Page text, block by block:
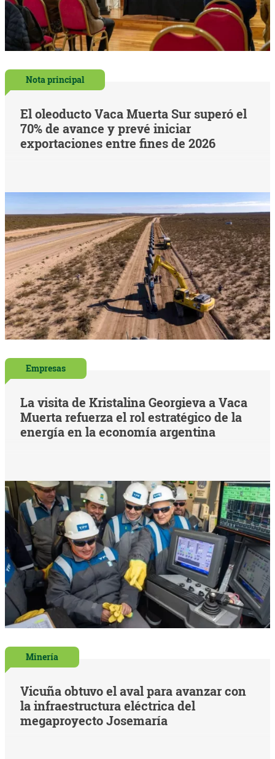
Nota principal
El oleoducto Vaca Muerta Sur superó el
70% de avance y prevé iniciar
exportaciones entre fines de 2026
Empresas
La visita de Kristalina Georgieva a Vaca
Muerta refuerza el rol estratégico de la
energía en la economía argentina
Minería
Vicuña obtuvo el aval para avanzar con
la infraestructura eléctrica del
megaproyecto Josemaría